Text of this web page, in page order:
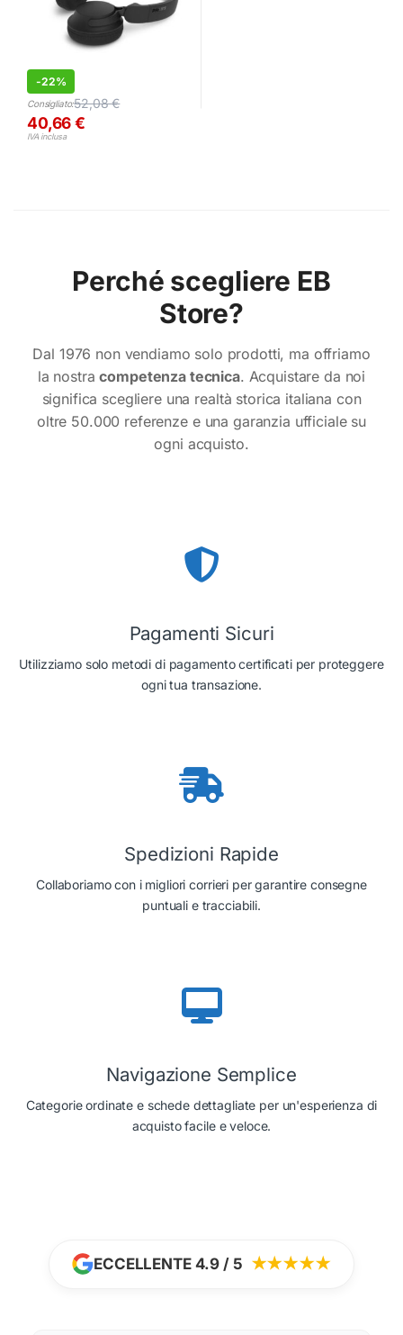
-22%
Consigliato:52,08€
40,66€
IVA inclusa
Perché scegliere EB
Store?
Dal 1976 non vendiamo solo prodotti, ma offriamo
la nostracompetenza tecnica. Acquistare da noi
significa scegliere una realtà storica italiana con
oltre 50.000 referenze e una garanzia ufficiale su
ogni acquisto.
Pagamenti Sicuri
Utilizziamo solo metodi di pagamento certificati per proteggere
ogni tua transazione.
Spedizioni Rapide
Collaboriamo con i migliori corrieri per garantire consegne
puntuali e tracciabili.
Navigazione Semplice
Categorie ordinate e schede dettagliate per un'esperienza di
acquisto facile e veloce.
ECCELLENTE 4.9 / 5 ★★★★★